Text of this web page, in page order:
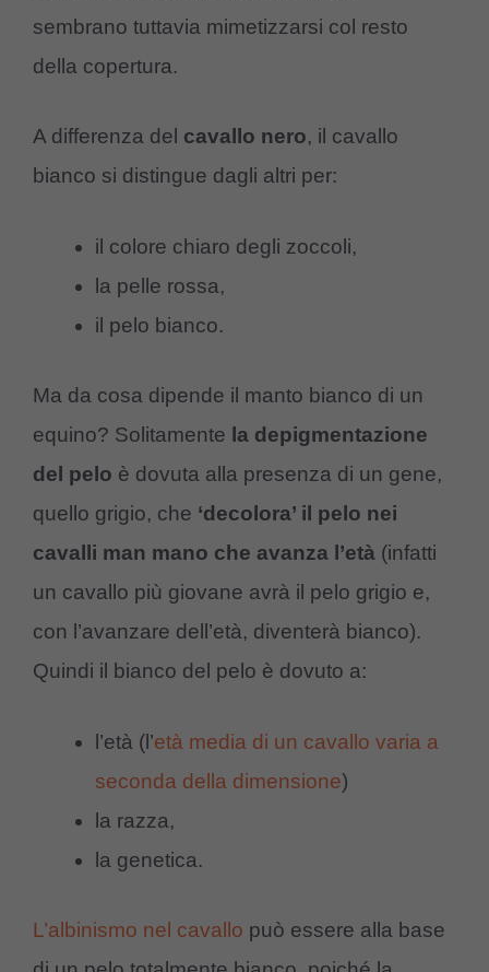
sembrano tuttavia mimetizzarsi col resto
della copertura.
A differenza del cavallo nero, il cavallo
bianco si distingue dagli altri per:
il colore chiaro degli zoccoli,
la pelle rossa,
il pelo bianco.
Ma da cosa dipende il manto bianco di un
equino? Solitamente la depigmentazione
del pelo è dovuta alla presenza di un gene,
quello grigio, che ‘decolora’ il pelo nei
cavalli man mano che avanza l’età (infatti
un cavallo più giovane avrà il pelo grigio e,
con l’avanzare dell’età, diventerà bianco).
Quindi il bianco del pelo è dovuto a:
l’età (l’età media di un cavallo varia a
seconda della dimensione)
la razza,
la genetica.
L’albinismo nel cavallo può essere alla base